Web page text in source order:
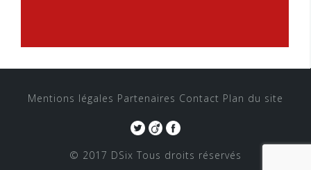
Mentions légales Partenaires Contact Plan du site
© 2017 DSix Tous droits réservés